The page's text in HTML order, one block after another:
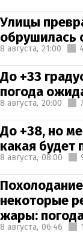
Улицы
обрушилась
8 августа, 21:00
До +33
погода
8 августа, 20:00
До +38, но
какая будет
8 августа, 08:00
некоторые
жары:
8 августа, 06:46